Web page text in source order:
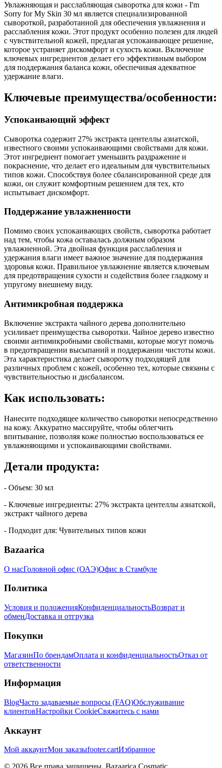
Увлажняющая и расслабляющая сыворотка для кожи - I'm
Sorry for My Skin 30 мл является специализированной
сывороткой, разработанной для обеспечения увлажнения и
расслабления кожи. Этот продукт особенно полезен для людей
с чувствительной кожей, предлагая успокаивающее решение,
которое устраняет дискомфорт и сухость кожи. Включение
ключевых ингредиентов делает его эффективным выбором
для поддержания баланса кожи, обеспечивая адекватное
удержание влаги.
Ключевые преимущества/особенности:
Успокаивающий эффект
Сыворотка содержит 27% экстракта центеллы азиатской,
известного своими успокаивающими свойствами для кожи.
Этот ингредиент помогает уменьшить раздражение и
покраснение, что делает его идеальным для чувствительных
типов кожи. Способствуя более сбалансированной среде для
кожи, он служит комфортным решением для тех, кто
испытывает дискомфорт.
Поддержание увлажненности
Помимо своих успокаивающих свойств, сыворотка работает
над тем, чтобы кожа оставалась должным образом
увлажненной. Эта двойная функция расслабления и
удержания влаги имеет важное значение для поддержания
здоровья кожи. Правильное увлажнение является ключевым
для предотвращения сухости и содействия более гладкому и
упругому внешнему виду.
Антимикробная поддержка
Включение экстракта чайного дерева дополнительно
усиливает преимущества сыворотки. Чайное дерево известно
своими антимикробными свойствами, которые могут помочь
в предотвращении высыпаний и поддержании чистоты кожи.
Эта характеристика делает сыворотку подходящей для
различных проблем с кожей, особенно тех, которые связаны с
чувствительностью и дисбалансом.
Как использовать:
Нанесите подходящее количество сыворотки непосредственно
на кожу. Аккуратно массируйте, чтобы облегчить
впитывание, позволяя коже полностью воспользоваться ее
увлажняющими и успокаивающими свойствами.
Детали продукта:
- Объем: 30 мл
- Ключевые ингредиенты: 27% экстракта центеллы азиатской,
экстракт чайного дерева
- Подходит для: Чувительных типов кожи
Bazaarica
О насГоловной офис (ОАЭ)Офис в Стамбуле
Политика
Условия и положенияКонфиденциальностьВозврат и
обменДоставка и отгрузка
Покупки
МагазинПо брендамОплата и конфиденциальностьОтказ от
ответственности
Информация
BlogЧасто задаваемые вопросы (FAQ)Обслуживание
клиентовНастройки CookieСвяжитесь с нами
Аккаунт
Мой аккаунтМои заказыfooter.cartИзбранное